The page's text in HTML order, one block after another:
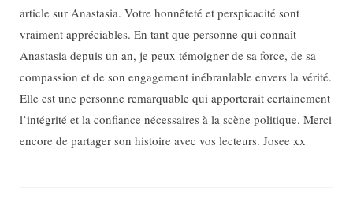
article sur Anastasia. Votre honnêteté et perspicacité sont
vraiment appréciables. En tant que personne qui connaît
Anastasia depuis un an, je peux témoigner de sa force, de sa
compassion et de son engagement inébranlable envers la vérité.
Elle est une personne remarquable qui apporterait certainement
l’intégrité et la confiance nécessaires à la scène politique. Merci
encore de partager son histoire avec vos lecteurs. Josee xx